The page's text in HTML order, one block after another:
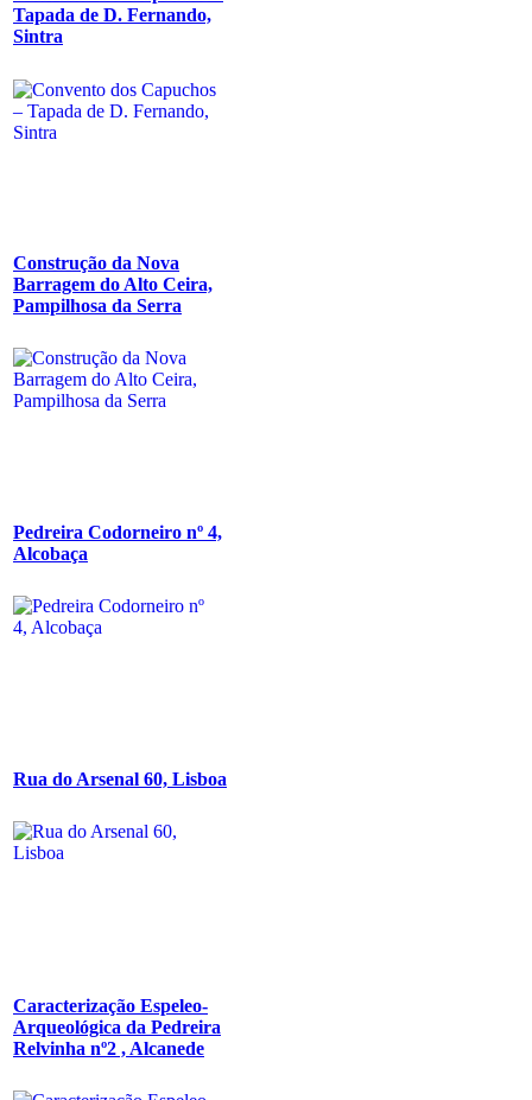
Tapada de D. Fernando,
Sintra
Construção da Nova
Barragem do Alto Ceira,
Pampilhosa da Serra
Pedreira Codorneiro nº 4,
Alcobaça
Rua do Arsenal 60, Lisboa
Caracterização Espeleo-
Arqueológica da Pedreira
Relvinha nº2 , Alcanede